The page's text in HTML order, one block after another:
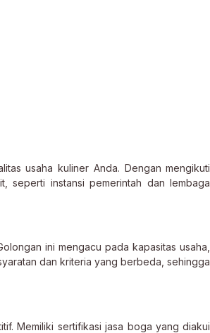
usaha kuliner Anda. Dengan mengikuti
seperti instansi pemerintah dan lembaga
ini mengacu pada kapasitas usaha,
dan kriteria yang berbeda, sehingga
Memiliki sertifikasi jasa boga yang diakui